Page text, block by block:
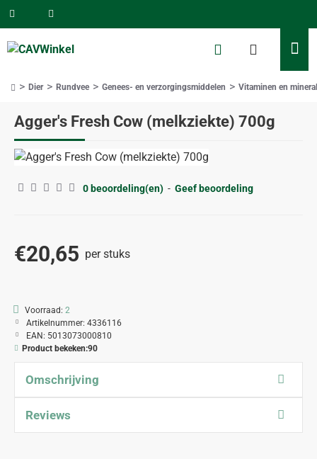
Agger's Fresh Cow (melkziekte) 700g
Dier Rundvee Genees- en verzorgingsmiddelen Vitaminen en
0 beoordeling(en) - Geef beoordeling
€20,65 per stuks
Voorraad: 2
Artikelnummer: 4336116
EAN: 5013073000810
Product bekeken:90
Omschrijving
Reviews